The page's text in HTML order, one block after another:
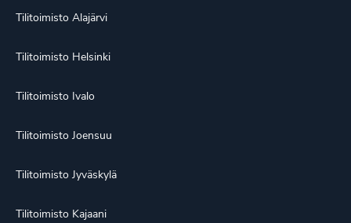
Tilitoimisto Alajärvi
Tilitoimisto Helsinki
Tilitoimisto Ivalo
Tilitoimisto Joensuu
Tilitoimisto Jyväskylä
Tilitoimisto Kajaani